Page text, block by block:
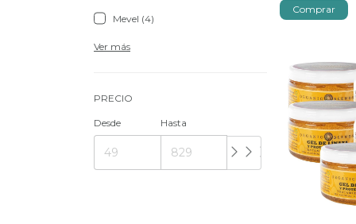
Mevel (4)
Ver más
PRECIO
Desde Hasta